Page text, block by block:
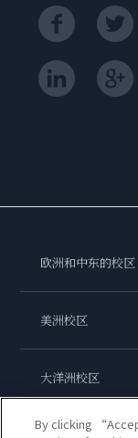
欧洲和中东的校区
美洲校区
大洋洲校区
By clicking